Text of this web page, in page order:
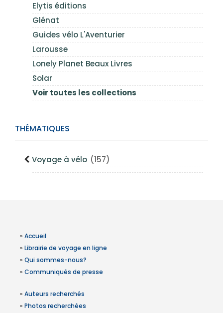
Elytis éditions
Glénat
Guides vélo L'Aventurier
Larousse
Lonely Planet Beaux Livres
Solar
Voir toutes les collections
THÉMATIQUES
Voyage à vélo (157)
» Accueil
» Librairie de voyage en ligne
» Qui sommes-nous?
» Communiqués de presse
» Auteurs recherchés
» Photos recherchées